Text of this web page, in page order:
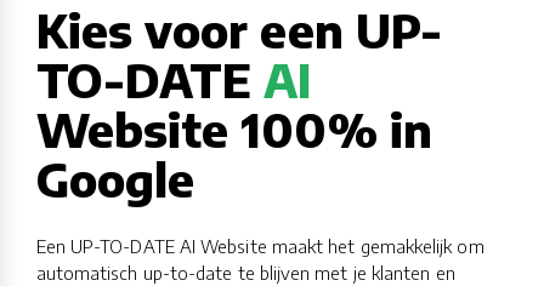
Kies voor een UP-
TO-DATEAI
Website 100% in
Google
Een UP-TO-DATE AI Website maakt het gemakkelijk om
automatisch up-to-date te blijven met je klanten en